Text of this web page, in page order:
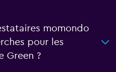
momondo
pour les
Green ?